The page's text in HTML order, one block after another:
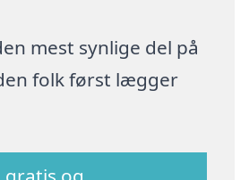
mest synlige del på
folk først lægger